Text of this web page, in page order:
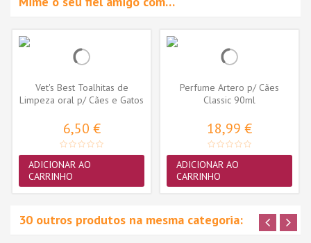
Vet's Best Toalhitas de
Limpeza oral p/ Cães e Gatos
6,50 €
ADICIONAR AO
CARRINHO
Perfume Artero p/ Cães
Classic 90ml
18,99 €
ADICIONAR AO
CARRINHO
30 outros produtos na mesma categoria: